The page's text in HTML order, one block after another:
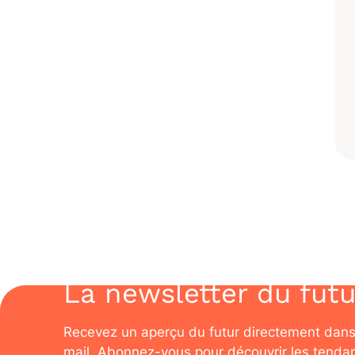
La newsletter du
Recevez un aperçu du futur directement